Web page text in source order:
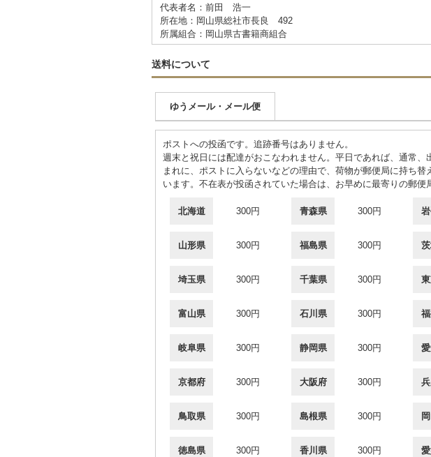
代表者名：前田 浩一
所在地：岡山県総社市長良 492
所属組合：岡山県古書籍商組合
送料について
ゆうメール・メール便
ポストへの投函です。追跡番号はありません。
週末と祝日には配達がおこなわれません。平日であれば、通常、
まれに、ポストに入らないなどの理由で、荷物が郵便局に持ち
います。不在表が投函されていた場合は、お早めに最寄りの郵便
北海道 300円 青森県 300円
山形県 300円 福島県 300円
埼玉県 300円 千葉県 300円
富山県 300円 石川県 300円
岐阜県 300円 静岡県 300円
京都府 300円 大阪府 300円
鳥取県 300円 島根県 300円
徳島県 300円 香川県 300円